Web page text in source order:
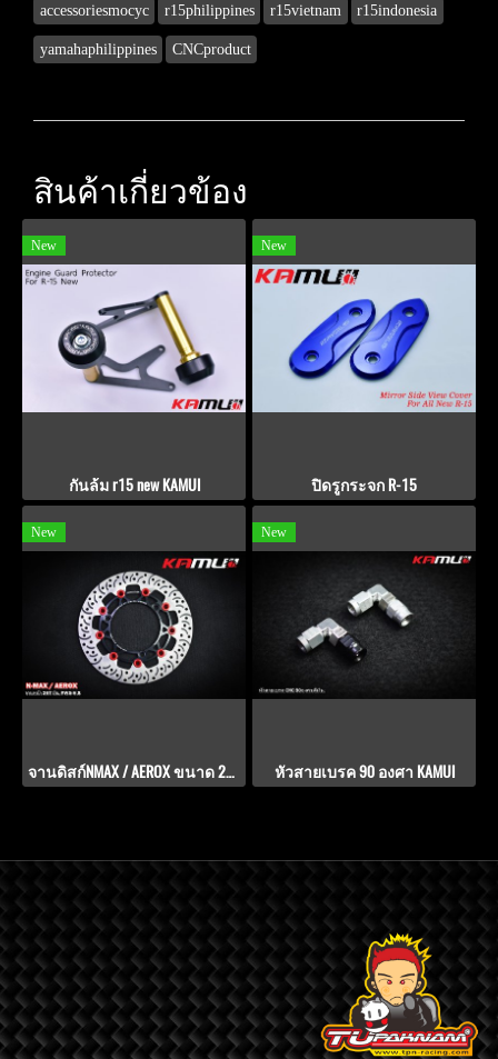
accessoriesmocyc r15philippines r15vietnam r15indonesia
yamahaphilippines CNCproduct
สินค้าเกี่ยวข้อง
New
กันล้ม r15 new KAMUI
New
ปิดรูกระจก R-15
New
จานดิสก์NMAX / AEROX ขนาด 267 มิล PWS-V.9
New
หัวสายเบรค 90 องศา KAMUI